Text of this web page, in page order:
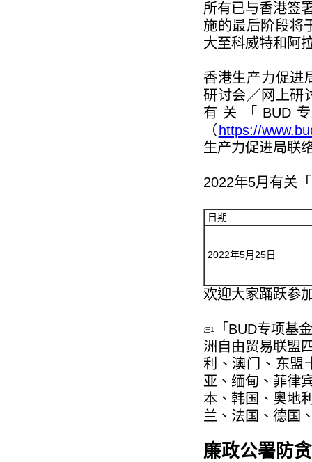
所有已与香港签
施的最后阶段将
大至科威特和阿
香港生产力促进
研讨会／网上研
有关「BUD
（ https://
生产力促进局联
2022年5月有关
日期
2022年5月25日
欢迎大家踊跃参
注1
「BUD专项基
洲自由贸易联盟
利、澳门、东盟
亚、缅甸、菲律
本、韩国、奥地
兰、法国、德国
廉政公署防